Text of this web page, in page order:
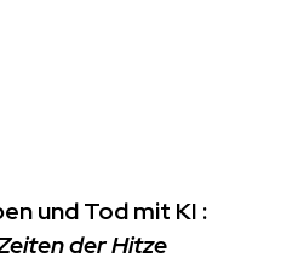
und Tod mit KI :
der Hitze